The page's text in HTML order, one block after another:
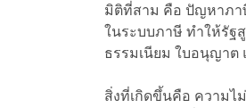
มิติที่สาม คือ ปัญหาภา
ในระบบภาษี ทำให้รัฐ
ธรรมเนียม ใบอนุญาต
สิ่งที่เกิดขึ้นคือ ความไ